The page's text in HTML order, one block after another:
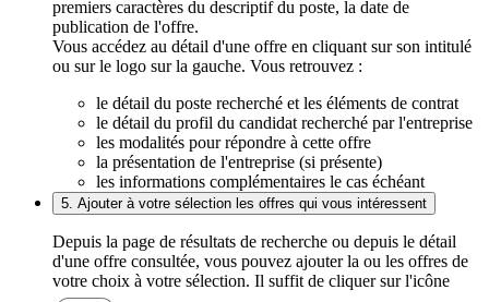
premiers caractères du descriptif du poste, la date de
publication de l'offre.
Vous accédez au détail d'une offre en cliquant sur son intitulé
ou sur le logo sur la gauche. Vous retrouvez :
le détail du poste recherché et les éléments de contrat
le détail du profil du candidat recherché par l'entreprise
les modalités pour répondre à cette offre
la présentation de l'entreprise (si présente)
les informations complémentaires le cas échéant
5. Ajouter à votre sélection les offres qui vous intéressent
Depuis la page de résultats de recherche ou depuis le détail
d'une offre consultée, vous pouvez ajouter la ou les offres de
votre choix à votre sélection. Il suffit de cliquer sur l'icône